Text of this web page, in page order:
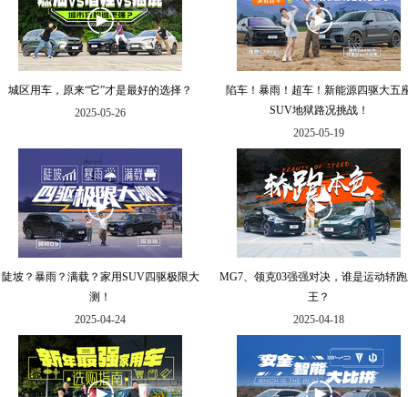
城区用车，原来“它”才是最好的选择？
2025-05-26
陷车！暴雨！超车！新能源四驱大五
SUV地狱路况挑战！
2025-05-19
陡坡？暴雨？满载？家用SUV四驱极限大
测！
2025-04-24
MG7、领克03强强对决，谁是运动轿
王？
2025-04-18